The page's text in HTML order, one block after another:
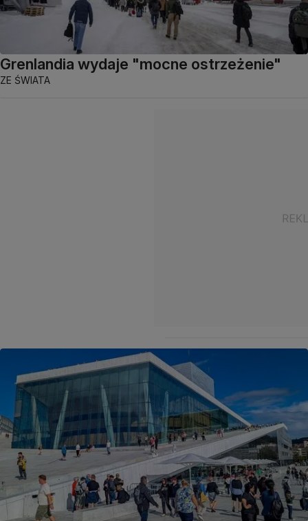
Grenlandia wydaje "mocne ostrzeżenie"
ZE ŚWIATA